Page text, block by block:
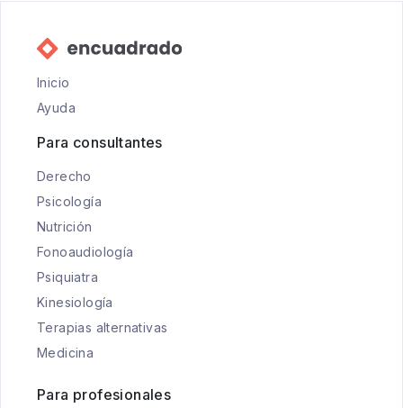
Inicio
Ayuda
Para consultantes
Derecho
Psicología
Nutrición
Fonoaudiología
Psiquiatra
Kinesiología
Terapias alternativas
Medicina
Para profesionales